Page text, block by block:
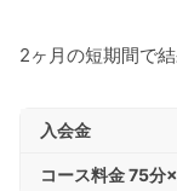
2ヶ月の短期間で
入会金
コース料金 75分